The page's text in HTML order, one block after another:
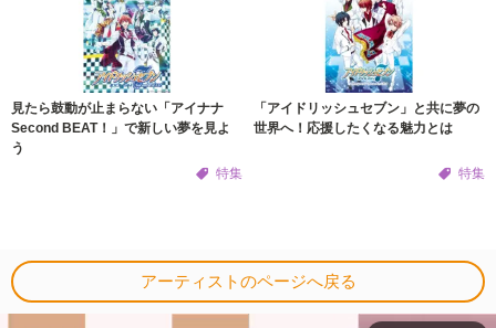
見たら鼓動が止まらない「アイナナ
Second BEAT！」で新しい夢を見よ
う
特集
「アイドリッシュセブン」と共に夢の
世界へ！応援したくなる魅力とは
特集
アーティストのページへ戻る